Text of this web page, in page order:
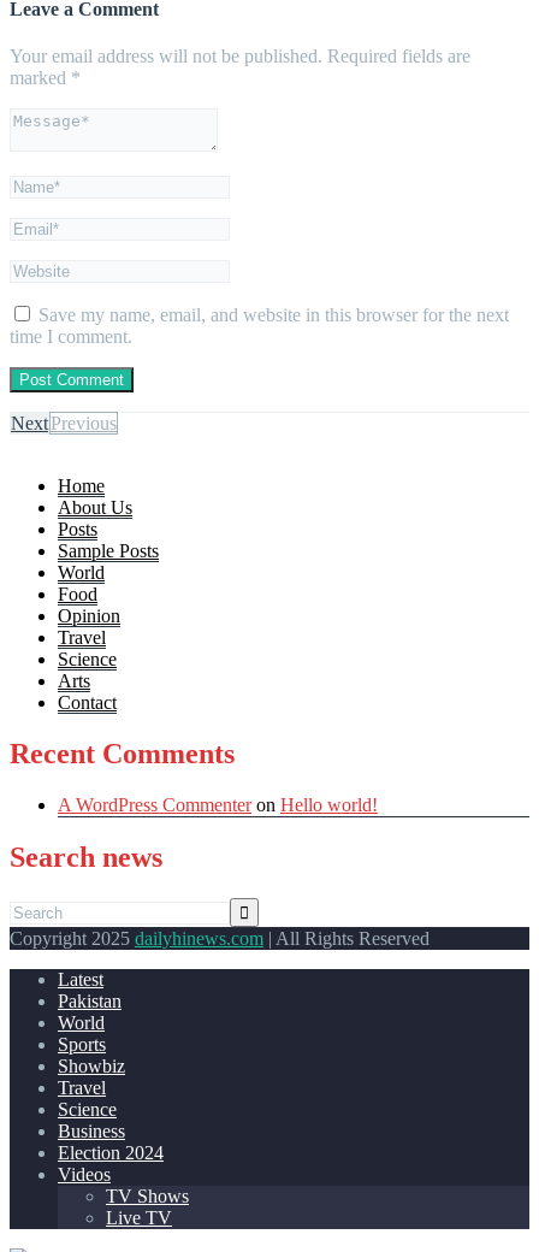
Leave a Comment
Your email address will not be published. Required fields are
marked *
Save my name, email, and website in this browser for the next
time I comment.
NextPrevious
Home
About Us
Posts
Sample Posts
World
Food
Opinion
Travel
Science
Arts
Contact
Recent Comments
A WordPress Commenteron Hello world!
Search news
Copyright 2025 dailyhinews.com | All Rights Reserved
Latest
Pakistan
World
Sports
Showbiz
Travel
Science
Business
Election 2024
Videos
TV Shows
Live TV